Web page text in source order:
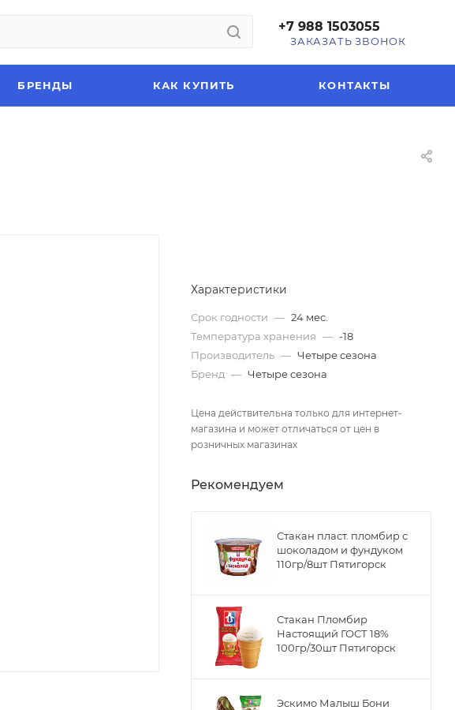
+7 988 1503055
ЗАКАЗАТЬ ЗВОНОК
БРЕНДЫ КАК КУПИТЬ КОНТАКТЫ
Характеристики
Срок годности — 24 мес.
Температура хранения — -18
Производитель — Четыре сезона
Бренд — Четыре сезона
Цена действительна только для интернет-
магазина и может отличаться от цен в
розничных магазинах
Рекомендуем
Стакан пласт. пломбир с
шоколадом и фундуком
110гр/8шт Пятигорск
Стакан Пломбир
Настоящий ГОСТ 18%
100гр/30шт Пятигорск
Эскимо Малыш Бони